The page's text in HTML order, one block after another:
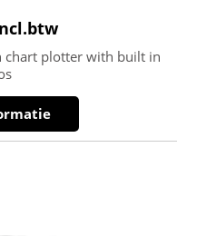
chart plotter with built in